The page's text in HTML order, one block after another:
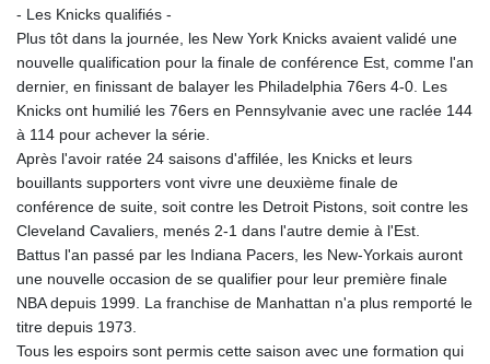
- Les Knicks qualifiés -
Plus tôt dans la journée, les New York Knicks avaient validé une
nouvelle qualification pour la finale de conférence Est, comme l'an
dernier, en finissant de balayer les Philadelphia 76ers 4-0. Les
Knicks ont humilié les 76ers en Pennsylvanie avec une raclée 144
à 114 pour achever la série.
Après l'avoir ratée 24 saisons d'affilée, les Knicks et leurs
bouillants supporters vont vivre une deuxième finale de
conférence de suite, soit contre les Detroit Pistons, soit contre les
Cleveland Cavaliers, menés 2-1 dans l'autre demie à l'Est.
Battus l'an passé par les Indiana Pacers, les New-Yorkais auront
une nouvelle occasion de se qualifier pour leur première finale
NBA depuis 1999. La franchise de Manhattan n'a plus remporté le
titre depuis 1973.
Tous les espoirs sont permis cette saison avec une formation qui